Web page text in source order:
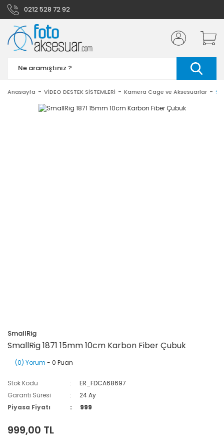
0212 528 72 92
Anasayfa VİDEO DESTEK SİSTEMLERİ Kamera Cage ve Aksesuarlar
SmallRig
SmallRig 1871 15mm 10cm Karbon Fiber Çubuk
(0) Yorum - 0 Puan
Stok Kodu
ER_FDCA68697
Garanti Süresi
24 Ay
Piyasa Fiyatı
999
999,00 TL